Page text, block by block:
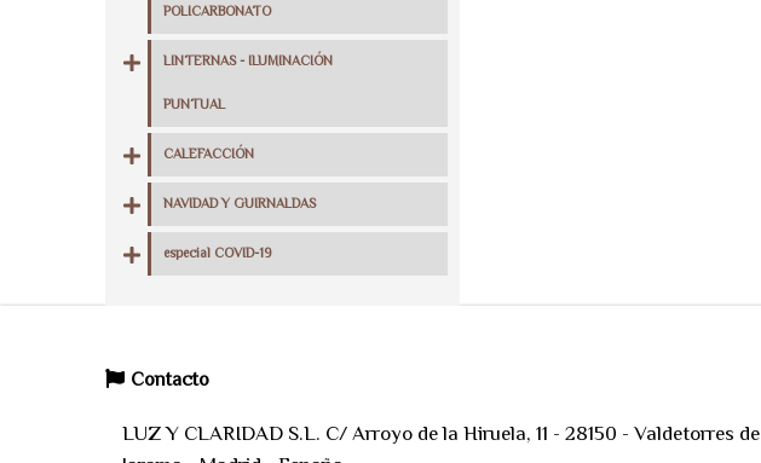
POLICARBONATO
LINTERNAS - ILUMINACIÓN
PUNTUAL
CALEFACCIÓN
NAVIDAD Y GUIRNALDAS
especial COVID-19
Contacto
LUZ Y CLARIDAD S.L. C/ Arroyo de la Hiruela, 11 - 28150 - Valdetorres de